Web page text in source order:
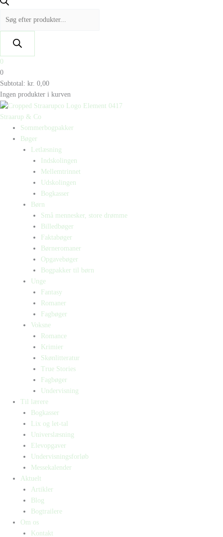
0
0
Subtotal: kr. 0,00
Ingen produkter i kurven
Straarup & Co
Sommerbogpakker
Bøger
Letlæsning
Indskolingen
Mellemtrinnet
Udskolingen
Bogkasser
Børn
Små mennesker, store drømme
Billedbøger
Faktabøger
Børneromaner
Opgavebøger
Bogpakker til børn
Unge
Fantasy
Romaner
Fagbøger
Voksne
Romance
Krimier
Skønlitteratur
True Stories
Fagbøger
Undervisning
Til lærere
Bogkasser
Lix og let-tal
Universlæsning
Elevopgaver
Undervisningsforløb
Messekalender
Aktuelt
Artikler
Blog
Bogtrailere
Om os
Kontakt